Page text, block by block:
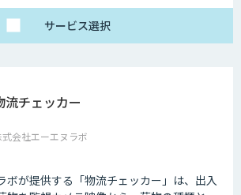
サービス選択
流チェッカー
式会社エーエヌラボ
ボが提供する「物流チェッカー」は、出入